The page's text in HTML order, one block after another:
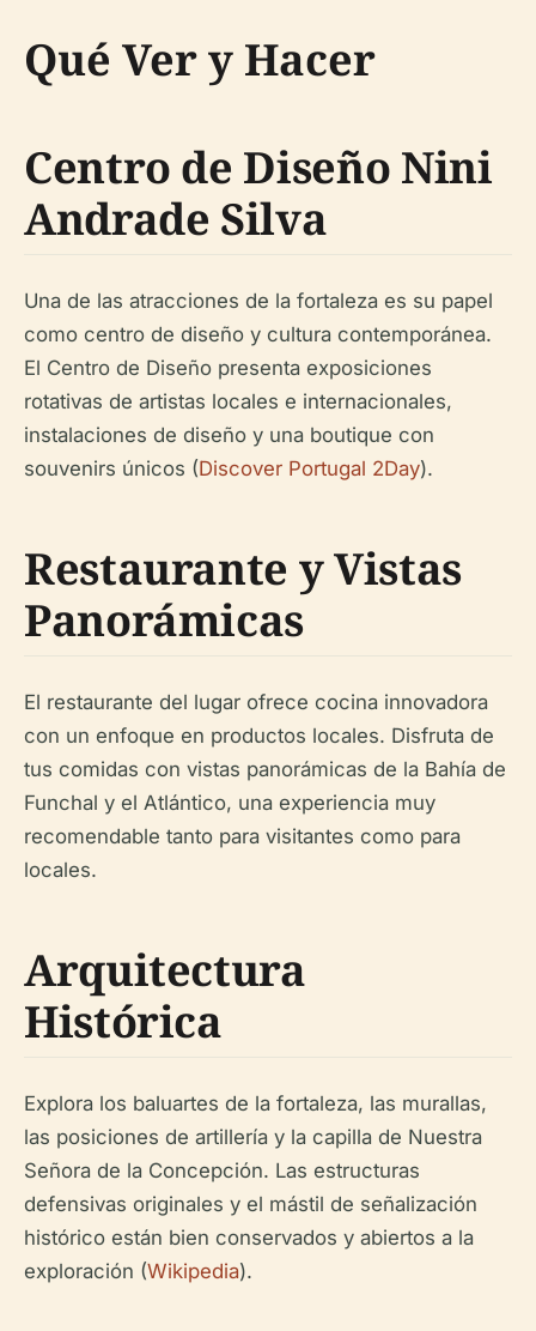
Qué Ver y Hacer
Centro de Diseño Nini
Andrade Silva
Una de las atracciones de la fortaleza es su papel
como centro de diseño y cultura contemporánea.
El Centro de Diseño presenta exposiciones
rotativas de artistas locales e internacionales,
instalaciones de diseño y una boutique con
souvenirs únicos (Discover Portugal 2Day).
Restaurante y Vistas
Panorámicas
El restaurante del lugar ofrece cocina innovadora
con un enfoque en productos locales. Disfruta de
tus comidas con vistas panorámicas de la Bahía de
Funchal y el Atlántico, una experiencia muy
recomendable tanto para visitantes como para
locales.
Arquitectura
Histórica
Explora los baluartes de la fortaleza, las murallas,
las posiciones de artillería y la capilla de Nuestra
Señora de la Concepción. Las estructuras
defensivas originales y el mástil de señalización
histórico están bien conservados y abiertos a la
exploración (Wikipedia).